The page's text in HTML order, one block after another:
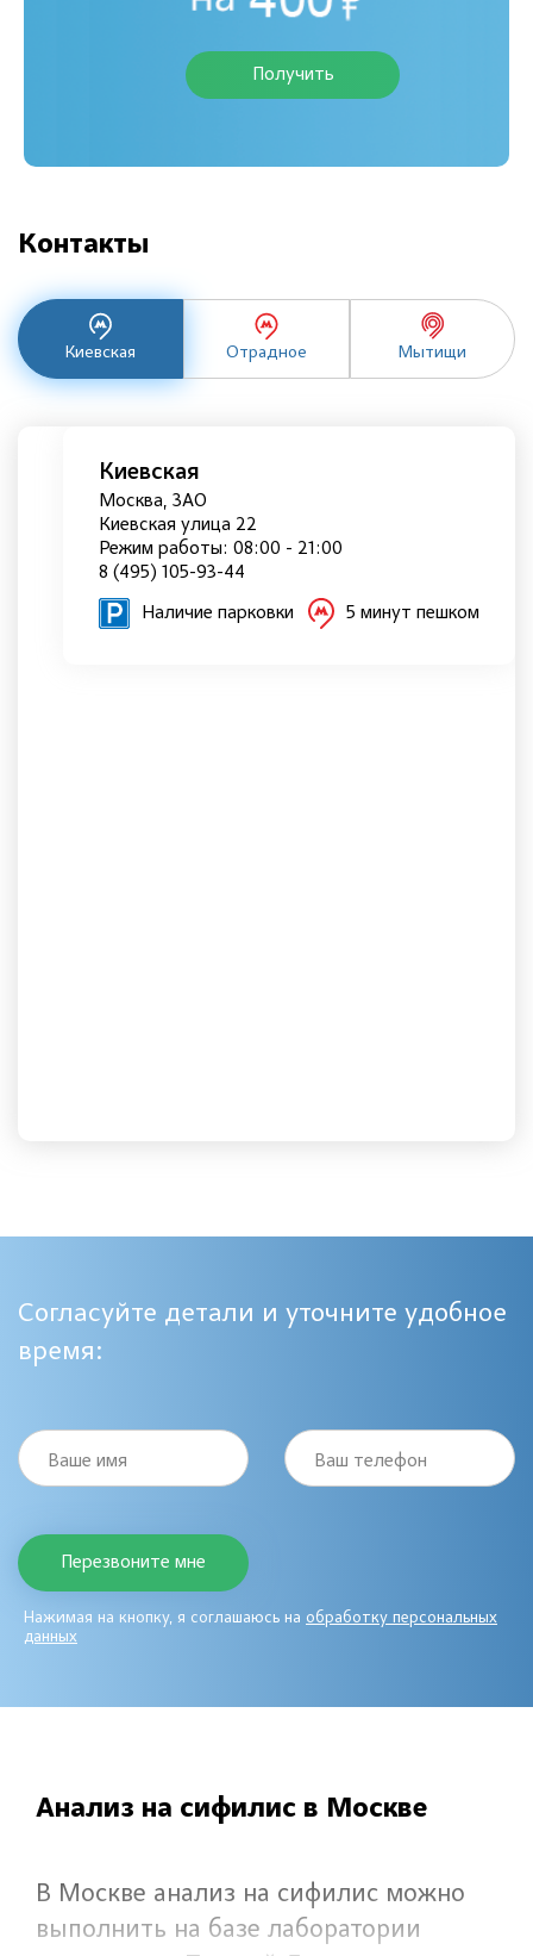
Получить
Контакты
Киевская Отрадное Мытищи
Киевская
Москва, ЗАО
Киевская улица 22
Режим работы: 08:00 - 21:00
8 (495) 105-93-44
Наличие парковки 5 минут пешком
Согласуйте детали и уточните удобное
время:
Ваше имя Ваш телефон
Нажимая на кнопку, я соглашаюсь на обработку персональных
данных
Анализ на сифилис в Москве
В Москве анализ на сифилис можно
выполнить на базе лаборатории